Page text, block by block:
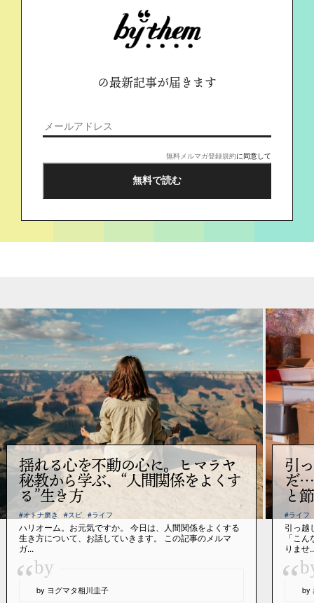
の最新記事が届きます
無料メルマガ登録規約に同意して
揺れる心を不動の心に。ヒマラヤ
秘教から学ぶ、“人間関係をよくす
る”生き方
#オトナ磨き #スピ #ライフ
ハリオーム。お元気ですか。 今日は、人間関係をよくする
生き方について、お話していきます。 この記事のメルマ
ガ...
“by
by ヨグマタ相川圭子
引
だ…
と
#ライフ
引っ越
「こ
りませ
“ by